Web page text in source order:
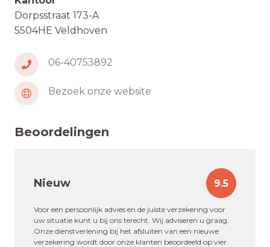
Dorpsstraat 173-A
5504HE Veldhoven
06-40753892
Bezoek onze website
Beoordelingen
Nieuw 9.5
Voor een persoonlijk advies en de juiste verzekering voor
uw situatie kunt u bij ons terecht. Wij adviseren u graag.
Onze dienstverlening bij het afsluiten van een nieuwe
verzekering wordt door onze klanten beoordeeld op vier